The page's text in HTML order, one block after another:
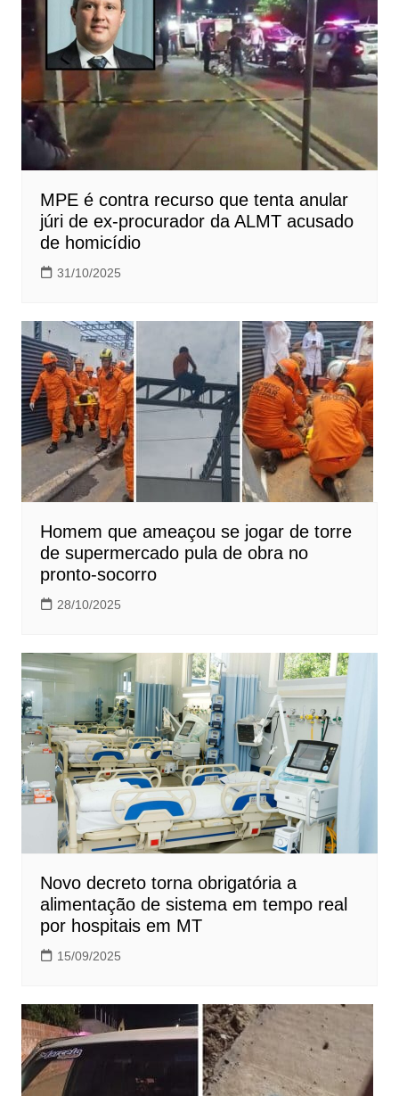
MPE é contra recurso que tenta anular
júri de ex-procurador da ALMT acusado
de homicídio
31/10/2025
Homem que ameaçou se jogar de torre
de supermercado pula de obra no
pronto-socorro
28/10/2025
Novo decreto torna obrigatória a
alimentação de sistema em tempo real
por hospitais em MT
15/09/2025